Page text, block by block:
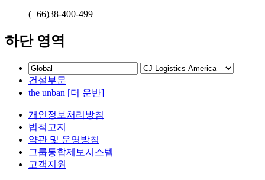
(+66)38-400-499
하단 영역
건설부문
the unban [더 운반]
개인정보처리방침
법적고지
약관 및 운영방침
그룹통합제보시스템
고객지원